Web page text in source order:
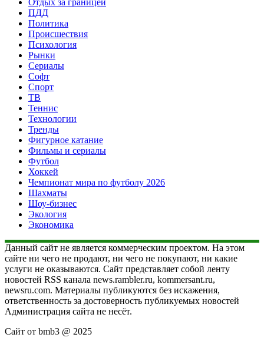
ПДД
Политика
Происшествия
Психология
Рынки
Сериалы
Софт
Спорт
ТВ
Теннис
Технологии
Тренды
Фигурное катание
Фильмы и сериалы
Футбол
Хоккей
Чемпионат мира по футболу 2026
Шахматы
Шоу-бизнес
Экология
Экономика
Данный сайт не является коммерческим проектом. На этом
сайте ни чего не продают, ни чего не покупают, ни какие
услуги не оказываются. Сайт представляет собой ленту
новостей RSS канала news.rambler.ru, kommersant.ru,
newsru.com. Материалы публикуются без искажения,
ответственность за достоверность публикуемых новостей
Администрация сайта не несёт.
Сайт от bmb3 @ 2025